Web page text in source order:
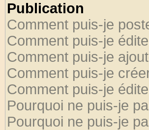
Publication
Comment puis-je
Comment puis-je
Comment puis-je
Comment puis-je
Comment puis-je
Pourquoi ne puis-je
Pourquoi ne puis-je